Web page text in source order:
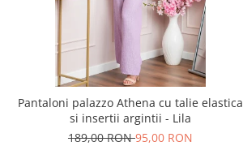
Pantaloni palazzo Athena cu talie elastica
si insertii argintii - Lila
189,00 RON95,00 RON